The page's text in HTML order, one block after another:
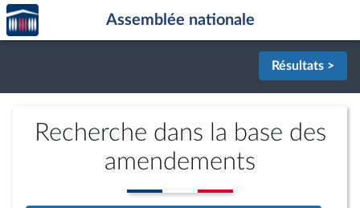
Aller au contenu
Aller en bas de la page
Accèder
à la
page
Assemblée nationale
Résultats >
Recherche dans la base des
amendements